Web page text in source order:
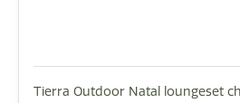
Tierra Outdoor Natal loungeset